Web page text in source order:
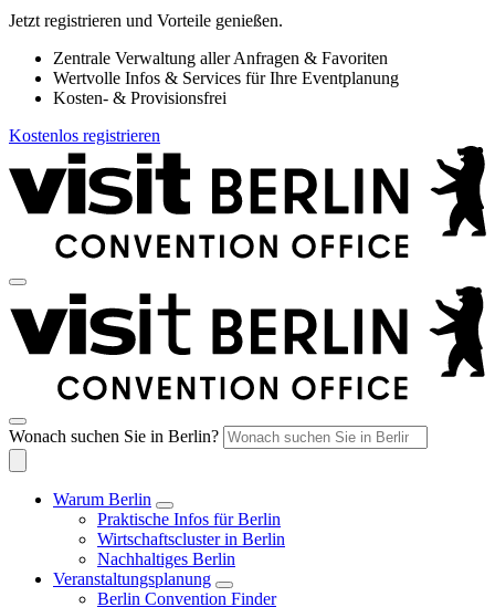
Jetzt registrieren und Vorteile genießen.
Zentrale Verwaltung aller Anfragen & Favoriten
Wertvolle Infos & Services für Ihre Eventplanung
Kosten- & Provisionsfrei
Kostenlos registrieren
Wonach suchen Sie in Berlin?
Warum Berlin
Praktische Infos für Berlin
Wirtschaftscluster in Berlin
Nachhaltiges Berlin
Veranstaltungsplanung
Berlin Convention Finder